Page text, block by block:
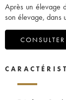
Après un élevage
son élevage, dans